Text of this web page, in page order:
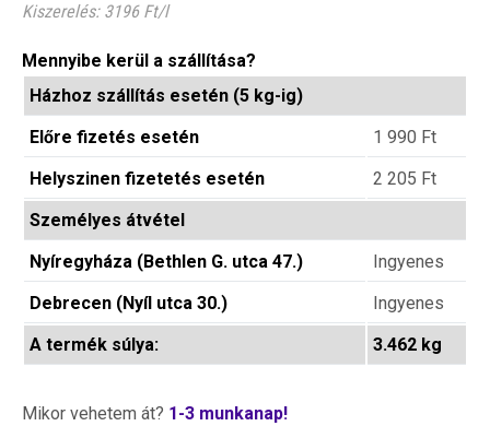
Kiszerelés: 3196 Ft/l
Mennyibe kerül a szállítása?
Házhoz szállítás esetén (5 kg-ig)
Előre fizetés esetén
1 990 Ft
Helyszinen fizetetés esetén
2 205 Ft
Személyes átvétel
Nyíregyháza (Bethlen G. utca 47.)
Ingyenes
Debrecen (Nyíl utca 30.)
Ingyenes
A termék súlya:
3.462 kg
Mikor vehetem át? 1-3 munkanap!